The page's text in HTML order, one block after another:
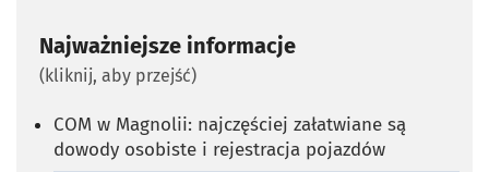
Najważniejsze informacje
(kliknij, aby przejść)
COM w Magnolii: najczęściej załatwiane są
dowody osobiste i rejestracja pojazdów